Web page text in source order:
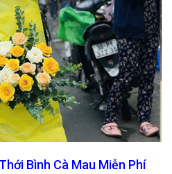
Bình Cà Mau Miễn Phí